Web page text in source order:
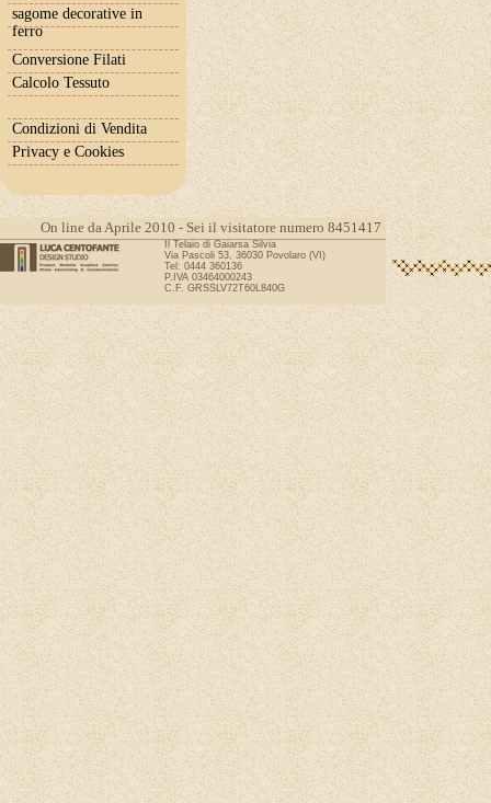
sagome decorative in
ferro
Conversione Filati
Calcolo Tessuto
Condizioni di Vendita
Privacy e Cookies
On line da Aprile 2010 - Sei il visitatore numero 8451417
Il Telaio di Gaiarsa Silvia
Via Pascoli 53, 36030 Povolaro (VI)
Tel: 0444 360136
P.IVA 03464000243
C.F. GRSSLV72T60L840G